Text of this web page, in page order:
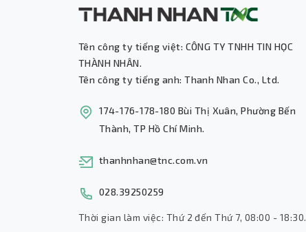
Tên công ty tiếng việt: CÔNG TY TNHH TIN HỌC
THÀNH NHÂN.
Tên công ty tiếng anh: Thanh Nhan Co., Ltd.
174-176-178-180 Bùi Thị Xuân, Phường Bến
Thành, TP Hồ Chí Minh.
thanhnhan@tnc.com.vn
028.39250259
Thời gian làm việc: Thứ 2 đến Thứ 7, 08:00 - 18:30.